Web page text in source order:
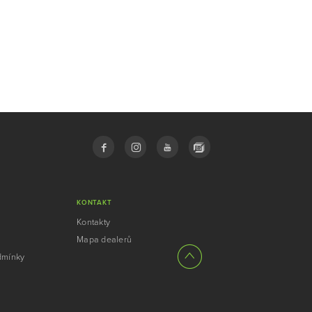
KONTAKT
Kontakty
Mapa dealerů